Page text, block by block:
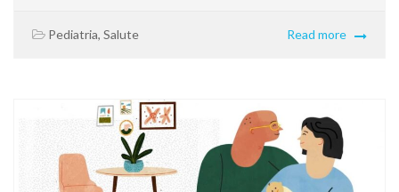
Pediatria, Salute Read more